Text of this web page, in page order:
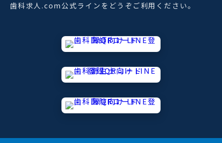
歯科求人.com公式ラインをどうぞご利用ください。